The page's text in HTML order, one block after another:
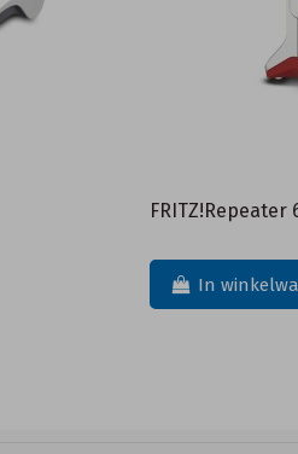
FRITZ!Repeater
In